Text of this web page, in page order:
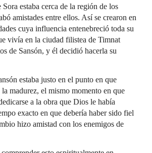
estaba cerca de la región de los
amistades entre ellos. Así se crearon en
cuya influencia entenebreció toda su
vivía en la ciudad filistea de Timnat
de Sansón, y él decidió hacerla su
estaba justo en el punto en que
la madurez, el mismo momento en que
a la obra que Dios le había
exacto en que debería haber sido fiel
hizo amistad con los enemigos de